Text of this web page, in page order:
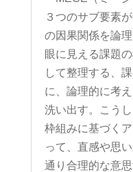
３つのサブ要素
の因果関係を論
眼に見える課題
して整理する、
に、論理的に考
洗い出す。こう
枠組みに基づく
って、直感や思
通り合理的な意